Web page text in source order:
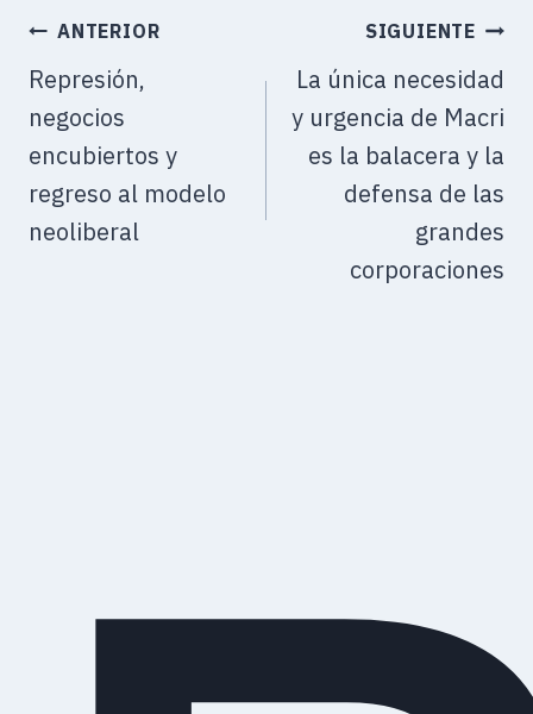
ANTERIOR
Represión,
negocios
encubiertos y
regreso al modelo
neoliberal
SIGUIENTE
La única necesidad
y urgencia de Macri
es la balacera y la
defensa de las
grandes
corporaciones